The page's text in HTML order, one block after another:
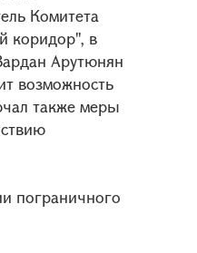
Комитета
коридор", в
Арутюнян
возможность
также меры
пограничного